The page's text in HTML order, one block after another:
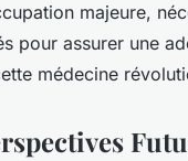
majeure,
pour assurer une
médecine